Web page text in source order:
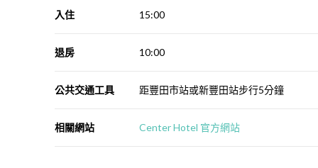
入住 15:00
退房 10:00
公共交通工具 距豐田市站或新豐田站步行5分鐘
相關網站 Center Hotel 官方網站